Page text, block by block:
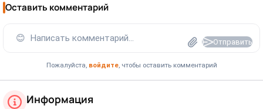
Оставить комментарий
😊 Написать комментарий... Отправить
Пожалуйста, войдите, чтобы оставить комментарий
Информация